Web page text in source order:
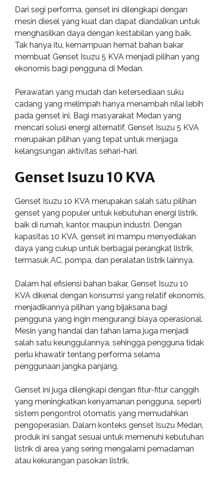
Dari segi performa, genset ini dilengkapi dengan
mesin diesel yang kuat dan dapat diandalkan untuk
menghasilkan daya dengan kestabilan yang baik.
Tak hanya itu, kemampuan hemat bahan bakar
membuat Genset Isuzu 5 KVA menjadi pilihan yang
ekonomis bagi pengguna di Medan.
Perawatan yang mudah dan ketersediaan suku
cadang yang melimpah hanya menambah nilai lebih
pada genset ini. Bagi masyarakat Medan yang
mencari solusi energi alternatif, Genset Isuzu 5 KVA
merupakan pilihan yang tepat untuk menjaga
kelangsungan aktivitas sehari-hari.
Genset Isuzu 10 KVA
Genset Isuzu 10 KVA merupakan salah satu pilihan
genset yang populer untuk kebutuhan energi listrik,
baik di rumah, kantor, maupun industri. Dengan
kapasitas 10 KVA, genset ini mampu menyediakan
daya yang cukup untuk berbagai perangkat listrik,
termasuk AC, pompa, dan peralatan listrik lainnya.
Dalam hal efisiensi bahan bakar, Genset Isuzu 10
KVA dikenal dengan konsumsi yang relatif ekonomis,
menjadikannya pilihan yang bijaksana bagi
pengguna yang ingin mengurangi biaya operasional.
Mesin yang handal dan tahan lama juga menjadi
salah satu keunggulannya, sehingga pengguna tidak
perlu khawatir tentang performa selama
penggunaan jangka panjang.
Genset ini juga dilengkapi dengan fitur-fitur canggih
yang meningkatkan kenyamanan pengguna, seperti
sistem pengontrol otomatis yang memudahkan
pengoperasian. Dalam konteks genset Isuzu Medan,
produk ini sangat sesuai untuk memenuhi kebutuhan
listrik di area yang sering mengalami pemadaman
atau kekurangan pasokan listrik.